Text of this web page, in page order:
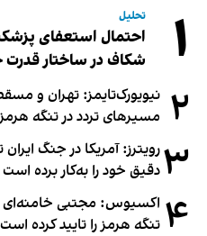
۱ تحلیل
احتمال استعفای
شکاف در ساختار
۲ نیویورک‌تایمز: تهران و
مسیرهای تردد در تنگه
۳رویترز: آمریکا در جنگ
دقیق خود را به‌کار برده است
۴ اکسیوس: مجتبی خامنه‌ای
تنگه هرمز را تایید کرده است